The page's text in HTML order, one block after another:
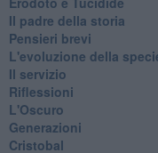
Il padre della storia
Pensieri brevi
L'evoluzione della
Il servizio
Riflessioni
L'Oscuro
Generazioni
Cristobal